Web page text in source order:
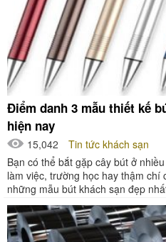
Điểm danh 3 mẫu thiết kế
hiện nay
15,042
Tin tức khách sạn
Bạn có thể bắt gặp cây bút ở
làm việc, trường học hay thậm chí
những mẫu bút khách sạn đẹp